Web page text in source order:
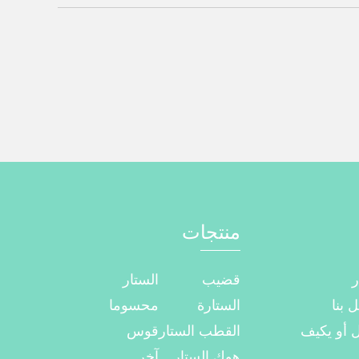
بنا
أو يكيف
منتجات
قضيب
الستارة
الستار
محسوما
القطب الستار قوس